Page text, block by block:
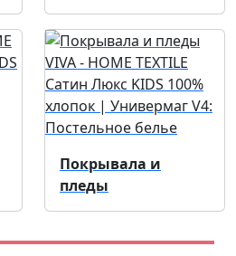
Покрывала и
пледы